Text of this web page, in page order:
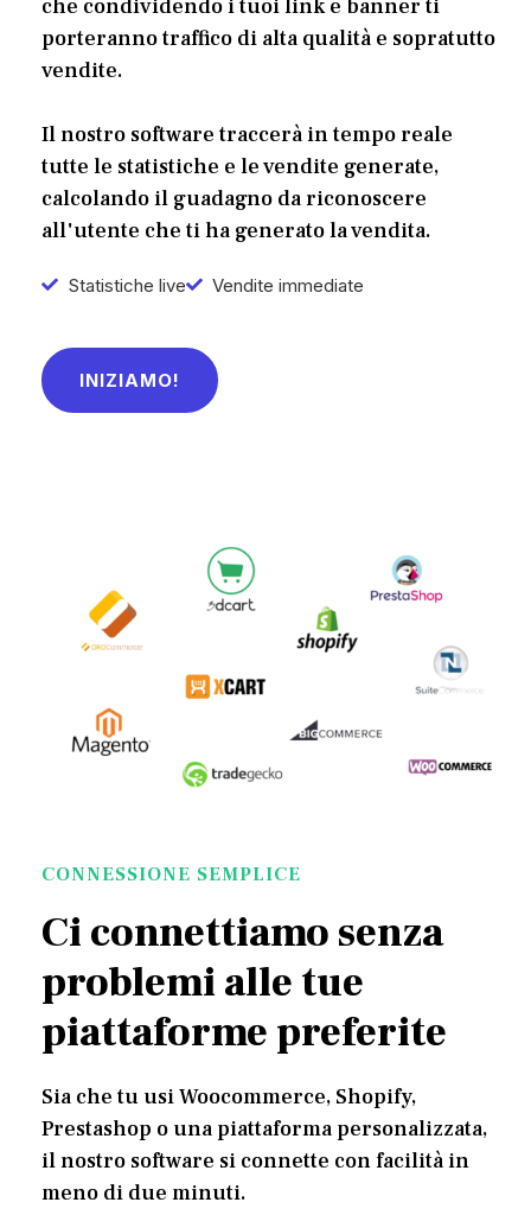
che condividendo i tuoi link e banner ti
porteranno traffico di alta qualità e sopratutto
vendite.
Il nostro software traccerà in tempo reale
tutte le statistiche e le vendite generate,
calcolando il guadagno da riconoscere
all'utente che ti ha generato la vendita.
Statistiche live Vendite immediate
INIZIAMO!
CONNESSIONE SEMPLICE
Ci connettiamo senza
problemi alle tue
piattaforme preferite
Sia che tu usi Woocommerce, Shopify,
Prestashop o una piattaforma personalizzata,
il nostro software si connette con facilità in
meno di due minuti.